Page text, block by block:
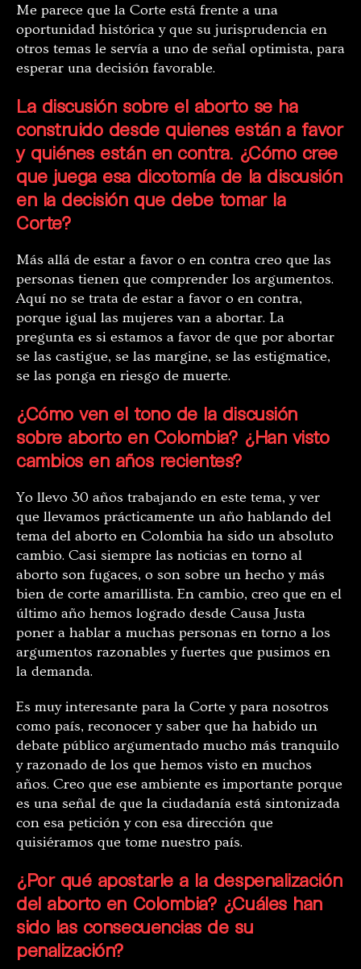
Me parece que la Corte está frente a una
oportunidad histórica y que su jurisprudencia en
otros temas le servía a uno de señal optimista, para
esperar una decisión favorable.
La discusión sobre el aborto se ha
construido desde quienes están a favor
y quiénes están en contra. ¿Cómo cree
que juega esa dicotomía de la discusión
en la decisión que debe tomar la
Corte?
Más allá de estar a favor o en contra creo que las
personas tienen que comprender los argumentos.
Aquí no se trata de estar a favor o en contra,
porque igual las mujeres van a abortar. La
pregunta es si estamos a favor de que por abortar
se las castigue, se las margine, se las estigmatice,
se las ponga en riesgo de muerte.
¿Cómo ven el tono de la discusión
sobre aborto en Colombia? ¿Han visto
cambios en años recientes?
Yo llevo 30 años trabajando en este tema, y ver
que llevamos prácticamente un año hablando del
tema del aborto en Colombia ha sido un absoluto
cambio. Casi siempre las noticias en torno al
aborto son fugaces, o son sobre un hecho y más
bien de corte amarillista. En cambio, creo que en el
último año hemos logrado desde Causa Justa
poner a hablar a muchas personas en torno a los
argumentos razonables y fuertes que pusimos en
la demanda.
Es muy interesante para la Corte y para nosotros
como país, reconocer y saber que ha habido un
debate público argumentado mucho más tranquilo
y razonado de los que hemos visto en muchos
años. Creo que ese ambiente es importante porque
es una señal de que la ciudadanía está sintonizada
con esa petición y con esa dirección que
quisiéramos que tome nuestro país.
¿Por qué apostarle a la despenalización
del aborto en Colombia? ¿Cuáles han
sido las consecuencias de su
penalización?